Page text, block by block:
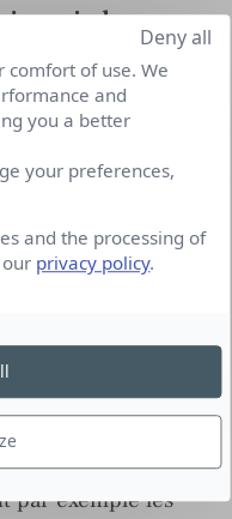
jamais le
Quelle est la
vous avez
de notre
Il permet
d’accroître sa
choisis. Ces
aussi connexes.
contenus. Des
permettant aux
notre offre et les
de type
par exemple les
comfort of use. We
and
you a better
your preferences,
and the processing of
privacy policy.
Deny all